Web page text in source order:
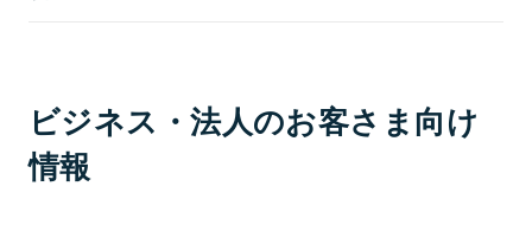
ビジネス・法人のお客さま向け
情報